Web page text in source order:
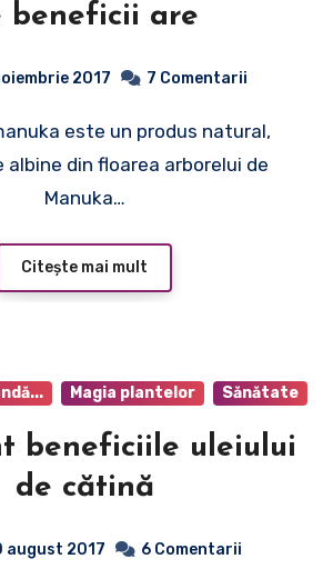
beneficii are
2017 7 Comentarii
albine din floarea arborelui de
Manuka…
Citește mai mult
Magia plantelor Sănătate
beneficiile uleiului
de cătină
august 2017 6 Comentarii